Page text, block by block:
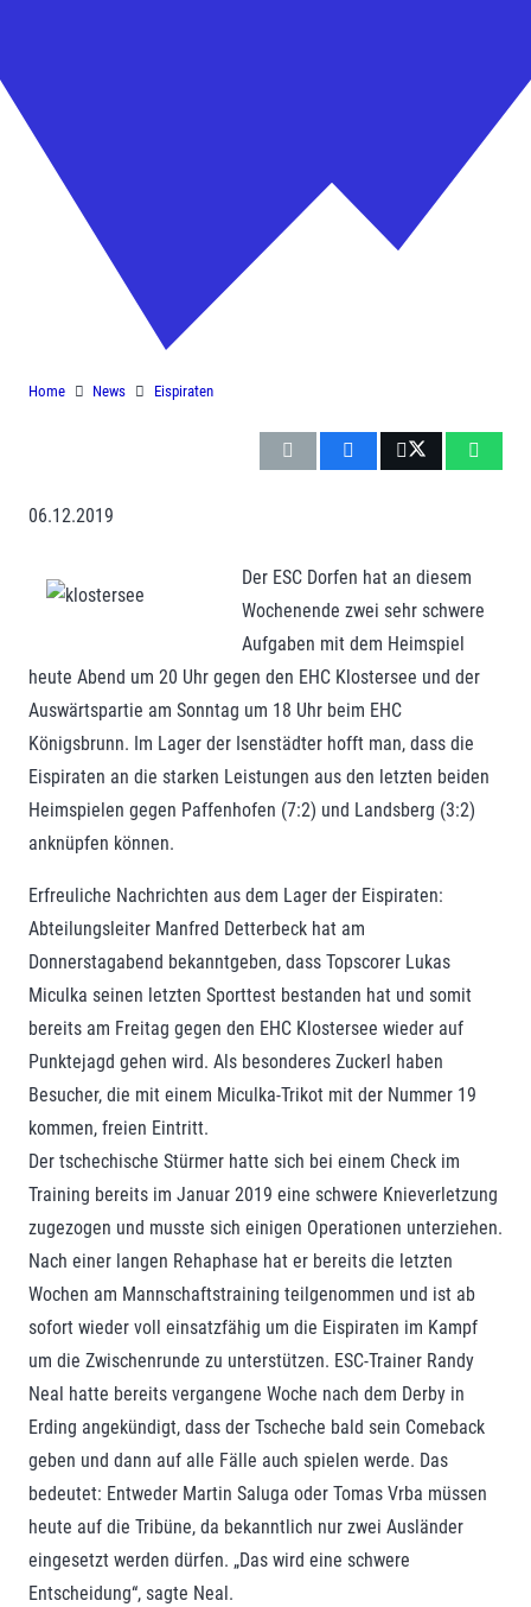
Eispiraten vor großer
Herausforderung gegen den EHC
Klostersee
Home News Eispiraten
06.12.2019
Der ESC Dorfen hat an diesem
Wochenende zwei sehr schwere
Aufgaben mit dem Heimspiel
heute Abend um 20 Uhr gegen den EHC Klostersee und der
Auswärtspartie am Sonntag um 18 Uhr beim EHC
Königsbrunn. Im Lager der Isenstädter hofft man, dass die
Eispiraten an die starken Leistungen aus den letzten beiden
Heimspielen gegen Paffenhofen (7:2) und Landsberg (3:2)
anknüpfen können.
Erfreuliche Nachrichten aus dem Lager der Eispiraten:
Abteilungsleiter Manfred Detterbeck hat am
Donnerstagabend bekanntgeben, dass Topscorer Lukas
Miculka seinen letzten Sporttest bestanden hat und somit
bereits am Freitag gegen den EHC Klostersee wieder auf
Punktejagd gehen wird. Als besonderes Zuckerl haben
Besucher, die mit einem Miculka-Trikot mit der Nummer 19
kommen, freien Eintritt.
Der tschechische Stürmer hatte sich bei einem Check im
Training bereits im Januar 2019 eine schwere Knieverletzung
zugezogen und musste sich einigen Operationen unterziehen.
Nach einer langen Rehaphase hat er bereits die letzten
Wochen am Mannschaftstraining teilgenommen und ist ab
sofort wieder voll einsatzfähig um die Eispiraten im Kampf
um die Zwischenrunde zu unterstützen. ESC-Trainer Randy
Neal hatte bereits vergangene Woche nach dem Derby in
Erding angekündigt, dass der Tscheche bald sein Comeback
geben und dann auf alle Fälle auch spielen werde. Das
bedeutet: Entweder Martin Saluga oder Tomas Vrba müssen
heute auf die Tribüne, da bekanntlich nur zwei Ausländer
eingesetzt werden dürfen. „Das wird eine schwere
Entscheidung“, sagte Neal.